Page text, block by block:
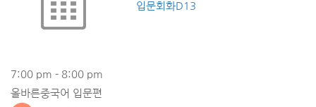
입문회화D13
7:00 pm - 8:00 pm
올바른중국어 입문편